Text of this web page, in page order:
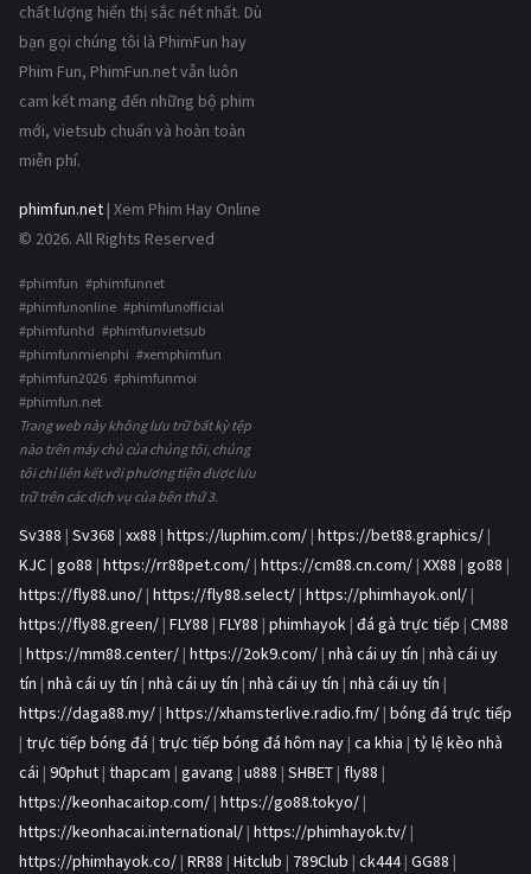
chất lượng hiển thị sắc nét nhất. Dù
bạn gọi chúng tôi là PhimFun hay
Phim Fun, PhimFun.net vẫn luôn
cam kết mang đến những bộ phim
mới, vietsub chuẩn và hoàn toàn
miễn phí.
phimfun.net | Xem Phim Hay Online
© 2026. All Rights Reserved
#phimfun #phimfunnet
#phimfunonline #phimfunofficial
#phimfunhd #phimfunvietsub
#phimfunmienphi #xemphimfun
#phimfun2026 #phimfunmoi
#phimfun.net
Trang web này không lưu trữ bất kỳ tệp
nào trên máy chủ của chúng tôi, chúng
tôi chỉ liên kết với phương tiện được lưu
trữ trên các dịch vụ của bên thứ 3.
Sv388 | Sv368 | xx88 | https://luphim.com/ | https://bet88.graphics/ |
KJC | go88 | https://rr88pet.com/ | https://cm88.cn.com/ | XX88 | go88 |
https://fly88.uno/ | https://fly88.select/ | https://phimhayok.onl/ |
https://fly88.green/ | FLY88 | FLY88 | phimhayok | đá gà trực tiếp | CM88
| https://mm88.center/ | https://2ok9.com/ | nhà cái uy tín | nhà cái uy
tín | nhà cái uy tín | nhà cái uy tín | nhà cái uy tín | nhà cái uy tín |
https://daga88.my/ | https://xhamsterlive.radio.fm/ | bóng đá trực tiếp
| trực tiếp bóng đá | trực tiếp bóng đá hôm nay | ca khia | tỷ lệ kèo nhà
cái | 90phut | thapcam | gavang | u888 | SHBET | fly88 |
https://keonhacaitop.com/ | https://go88.tokyo/ |
https://keonhacai.international/ | https://phimhayok.tv/ |
https://phimhayok.co/ | RR88 | Hitclub | 789Club | ck444| GG88 |